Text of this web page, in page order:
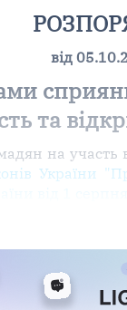
від
та
на
України